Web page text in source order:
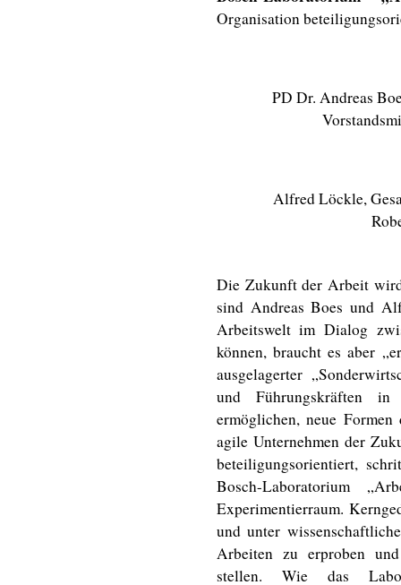
Organisation
PD Dr. Andreas
Alfred Löckle,
Die Zukunft der Arbeit
sind Andreas Boes und
Arbeitswelt im Dialog
können, braucht es aber
ausgelagerter
und Führungskräften
ermöglichen, neue
agile Unternehmen der
beteiligungsorientiert,
Bosch-Laboratorium
Experimentierraum.
und unter
Arbeiten zu erproben
stellen. Wie das